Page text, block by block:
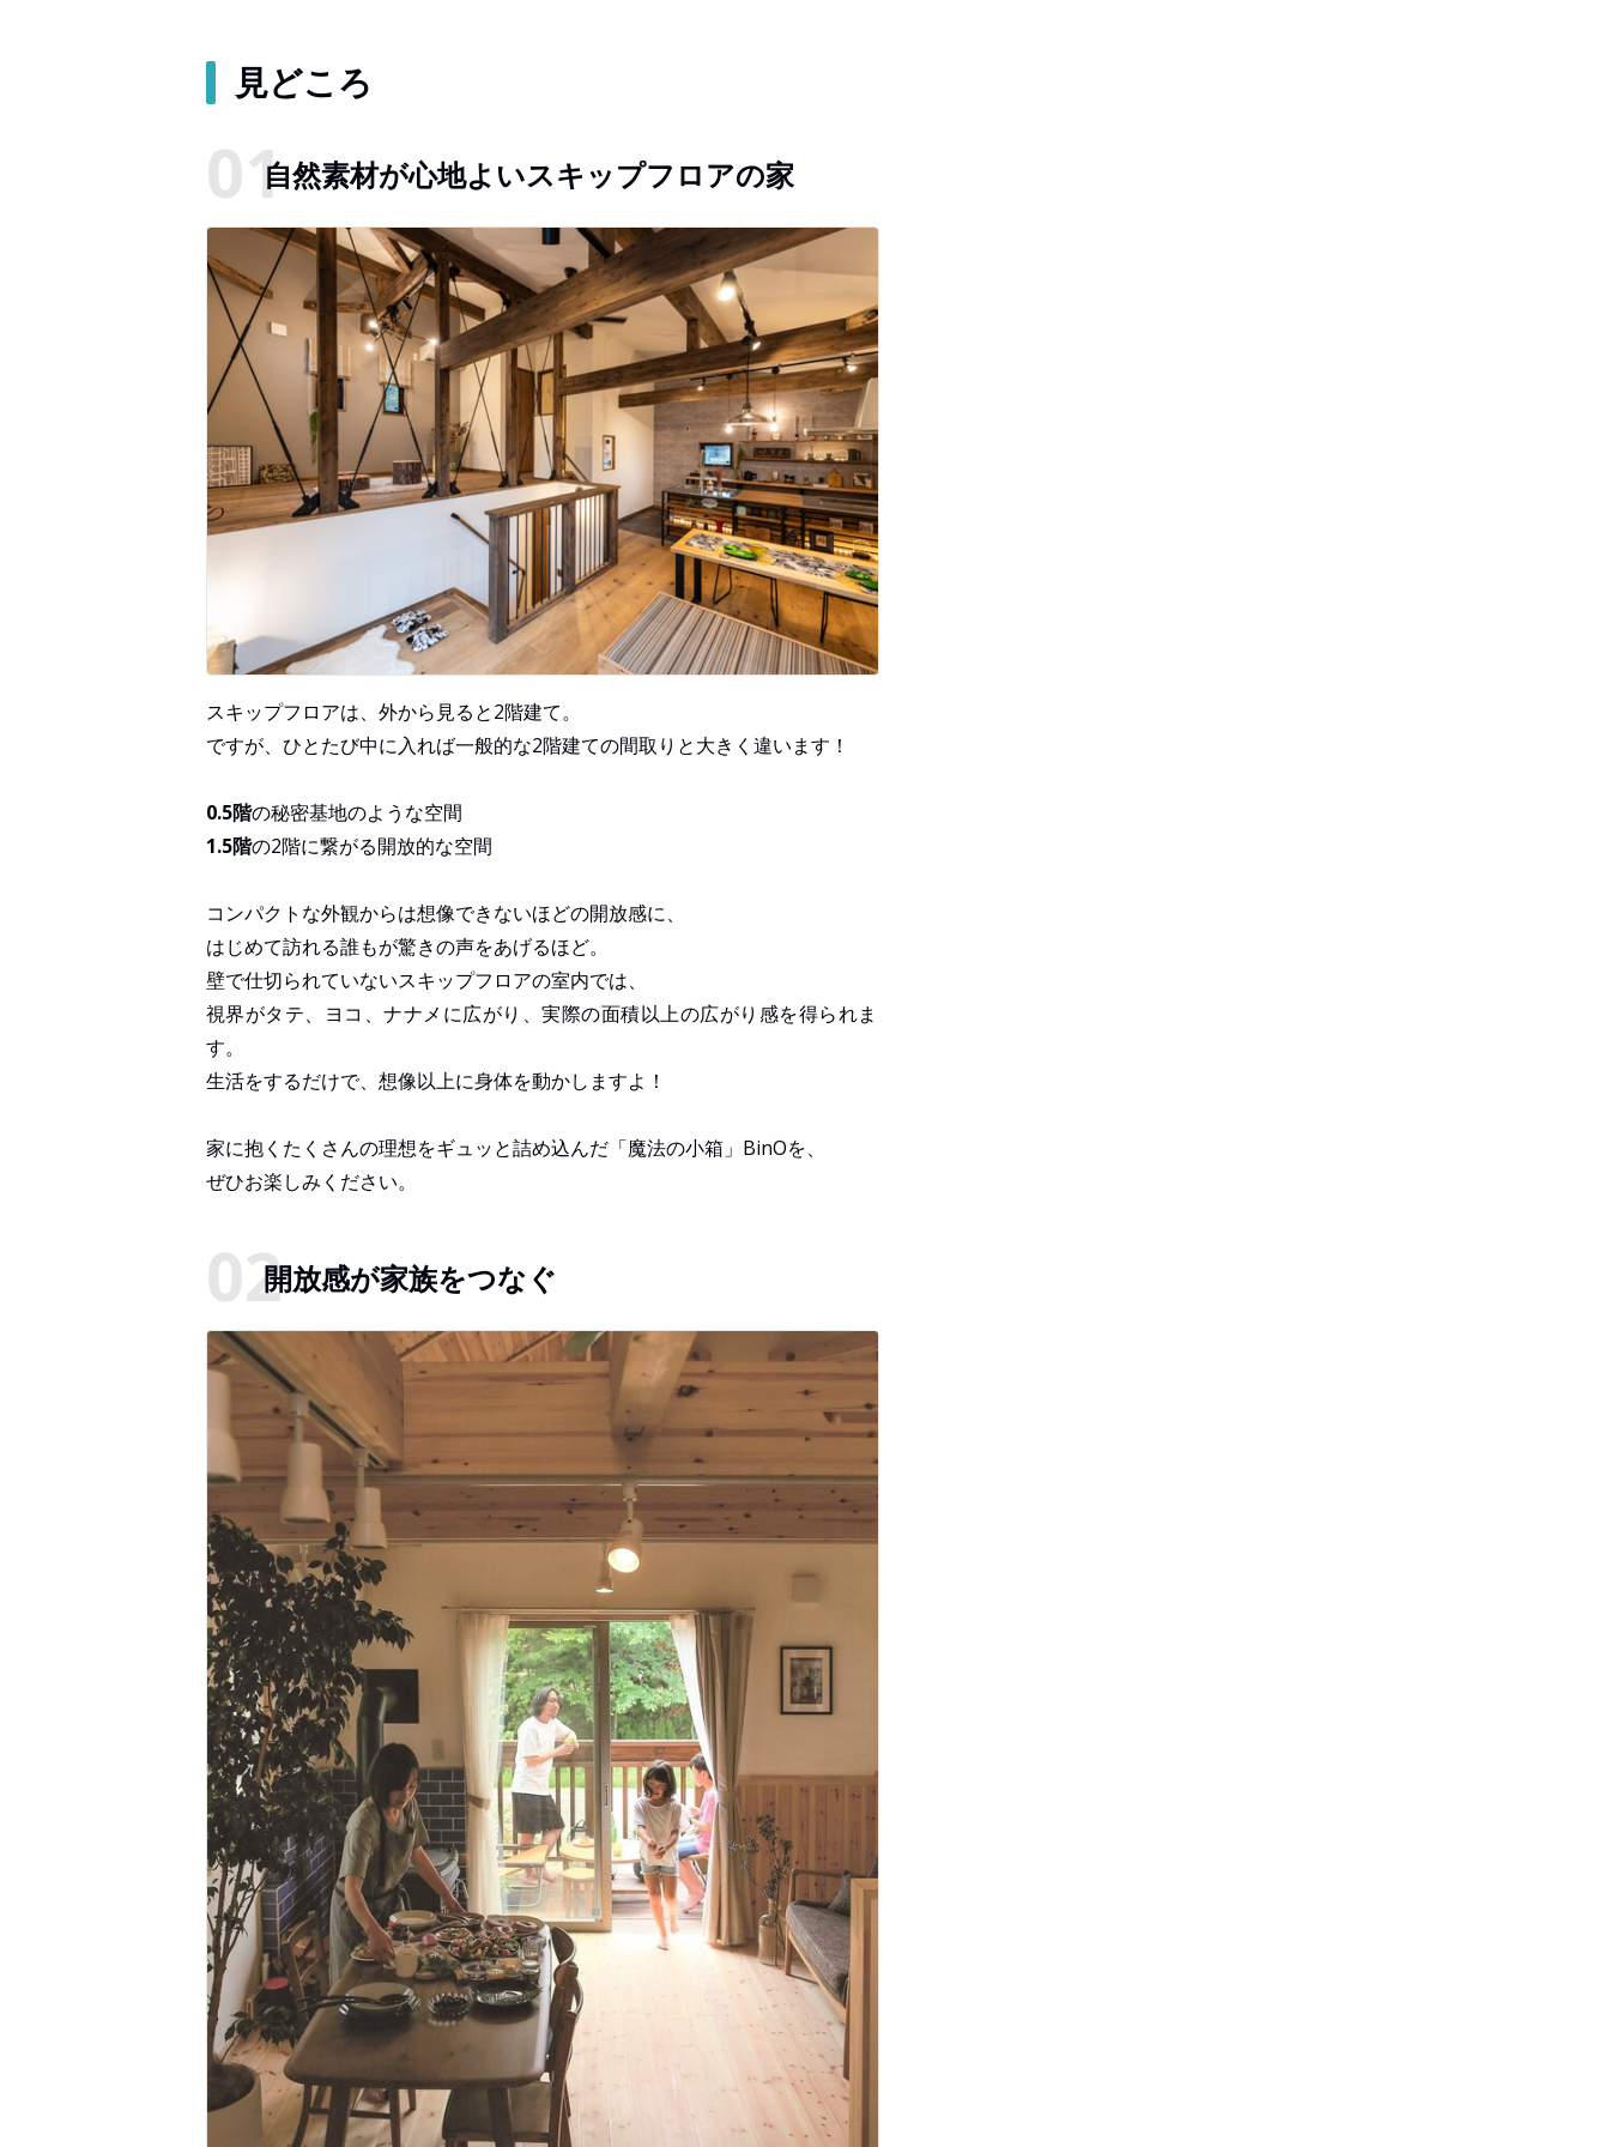
見どころ
自然素材が心地よいスキップフロアの家
スキップフロアは、外から見ると2階建て。
ですが、ひとたび中に入れば一般的な2階建ての間取りと大きく違います！
0.5階の秘密基地のような空間
1.5階の2階に繋がる開放的な空間
コンパクトな外観からは想像できないほどの開放感に、
はじめて訪れる誰もが驚きの声をあげるほど。
壁で仕切られていないスキップフロアの室内では、
視界がタテ、ヨコ、ナナメに広がり、実際の面積以上の広がり感を得られま
す。
生活をするだけで、想像以上に身体を動かしますよ！
家に抱くたくさんの理想をギュッと詰め込んだ「魔法の小箱」BinOを、
ぜひお楽しみください。
開放感が家族をつなぐ